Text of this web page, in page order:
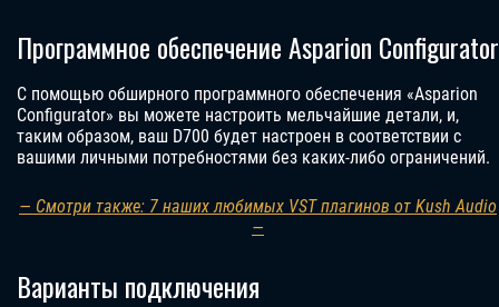
Программное обеспечение Asparion Configurator
С помощью обширного программного обеспечения «Asparion
Configurator» вы можете настроить мельчайшие детали, и,
таким образом, ваш D700 будет настроен в соответствии с
вашими личными потребностями без каких-либо ограничений.
— Смотри также: 7 наших любимых VST плагинов от Kush Audio
—
Варианты подключения